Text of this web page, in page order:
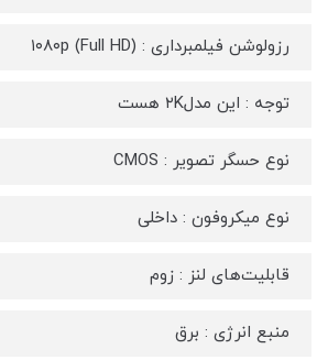
رزولوشن فیلمبرداری : ۱۰۸۰p (Full HD)
توجه : این مدل۲K هست
نوع حسگر تصویر : CMOS
نوع میکروفون : داخلی
قابلیت‌های لنز : زوم
منبع انرژی : برق